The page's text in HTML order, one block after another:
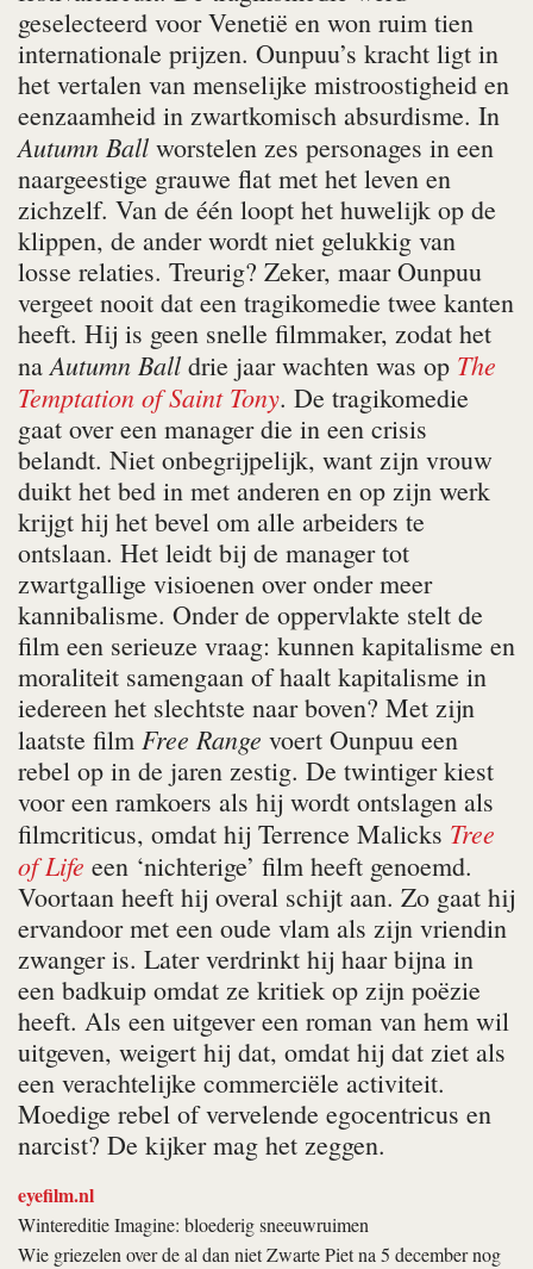
geselecteerd voor Venetië en won ruim tien
internationale prijzen. Ounpuu’s kracht ligt in
het vertalen van menselijke mistroostigheid en
eenzaamheid in zwartkomisch absurdisme. In
Autumn Ball worstelen zes personages in een
naargeestige grauwe flat met het leven en
zichzelf. Van de één loopt het huwelijk op de
klippen, de ander wordt niet gelukkig van
losse relaties. Treurig? Zeker, maar Ounpuu
vergeet nooit dat een tragikomedie twee kanten
heeft. Hij is geen snelle filmmaker, zodat het
naAutumn Ball drie jaar wachten was op The
Temptation of Saint Tony. De tragikomedie
gaat over een manager die in een crisis
belandt. Niet onbegrijpelijk, want zijn vrouw
duikt het bed in met anderen en op zijn werk
krijgt hij het bevel om alle arbeiders te
ontslaan. Het leidt bij de manager tot
zwartgallige visioenen over onder meer
kannibalisme. Onder de oppervlakte stelt de
film een serieuze vraag: kunnen kapitalisme en
moraliteit samengaan of haalt kapitalisme in
iedereen het slechtste naar boven? Met zijn
laatste film Free Range voert Ounpuu een
rebel op in de jaren zestig. De twintiger kiest
voor een ramkoers als hij wordt ontslagen als
filmcriticus, omdat hij Terrence Malicks Tree
of Life een ‘nichterige’ film heeft genoemd.
Voortaan heeft hij overal schijt aan. Zo gaat hij
ervandoor met een oude vlam als zijn vriendin
zwanger is. Later verdrinkt hij haar bijna in
een badkuip omdat ze kritiek op zijn poëzie
heeft. Als een uitgever een roman van hem wil
uitgeven, weigert hij dat, omdat hij dat ziet als
een verachtelijke commerciële activiteit.
Moedige rebel of vervelende egocentricus en
narcist? De kijker mag het zeggen.
eyefilm.nl
Wintereditie Imagine: bloederig sneeuwruimen
Wie griezelen over de al dan niet Zwarte Piet na 5 december nog